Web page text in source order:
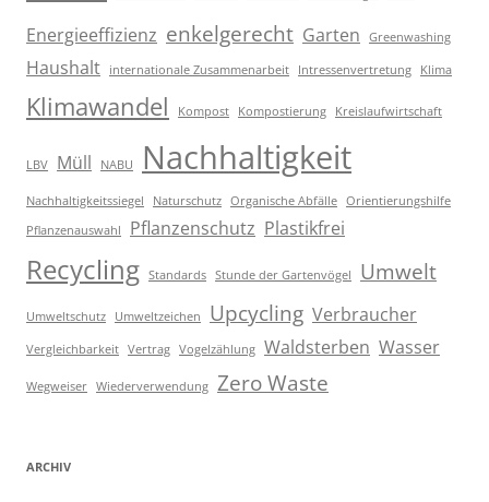
Energieeffizienz enkelgerecht Garten Greenwashing
Haushalt internationale Zusammenarbeit Intressenvertretung Klima
Klimawandel Kompost Kompostierung Kreislaufwirtschaft
LBV Müll NABU Nachhaltigkeit
Nachhaltigkeitssiegel Naturschutz Organische Abfälle Orientierungshilfe
Pflanzenauswahl
Pflanzenschutz Plastikfrei
Recycling Standards Stunde der Gartenvögel Umwelt
Umweltschutz Umweltzeichen Upcycling Verbraucher
Vergleichbarkeit Vertrag Vogelzählung Waldsterben Wasser
Wegweiser Wiederverwendung Zero Waste
ARCHIV